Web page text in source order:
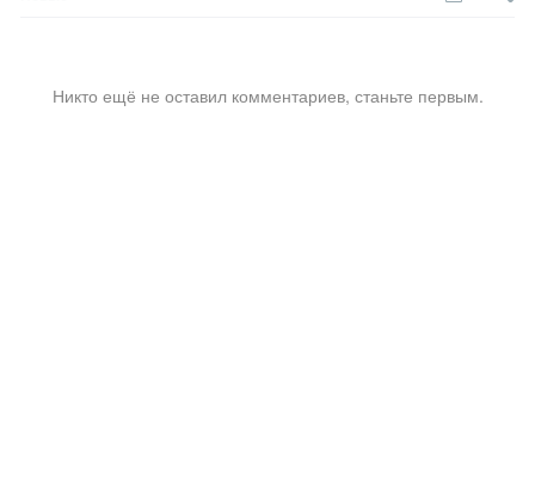
Никто ещё не оставил комментариев, станьте первым.